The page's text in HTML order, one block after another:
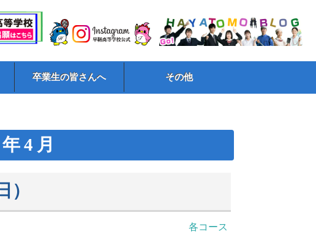
卒業生の皆さんへ その他
4月
各コース